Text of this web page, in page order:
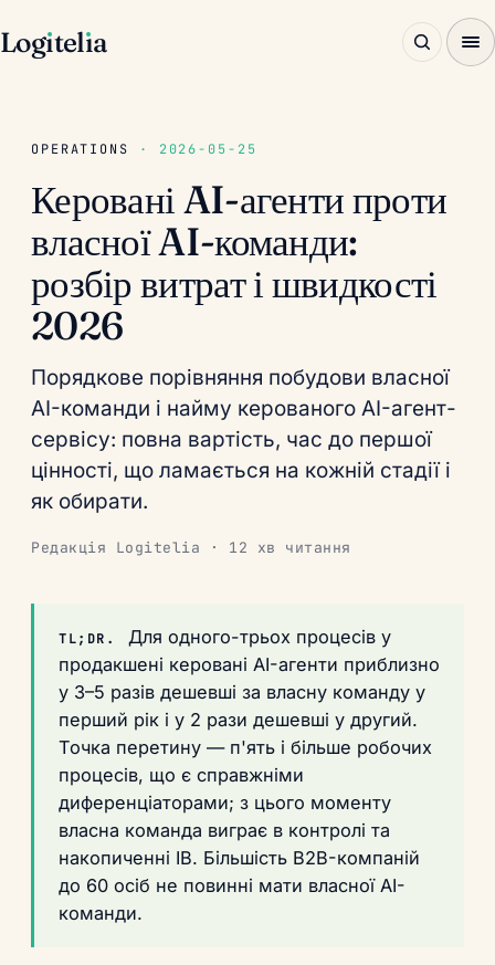
Logıtelıa
OPERATIONS · 2026-05-25
Керовані AI-агенти проти
власної AI-команди:
розбір витрат і швидкості
2026
Порядкове порівняння побудови власної
AI-команди і найму керованого AI-агент-
сервісу: повна вартість, час до першої
цінності, що ламається на кожній стадії і
як обирати.
Редакція Logitelia · 12 хв читання
TL;DR.
Для одного-трьох процесів у
продакшені керовані AI-агенти приблизно
у 3–5 разів дешевші за власну команду у
перший рік і у 2 рази дешевші у другий.
Точка перетину — п'ять і більше робочих
процесів, що є справжніми
диференціаторами; з цього моменту
власна команда виграє в контролі та
накопиченні ІВ. Більшість B2B-компаній
до 60 осіб не повинні мати власної AI-
команди.